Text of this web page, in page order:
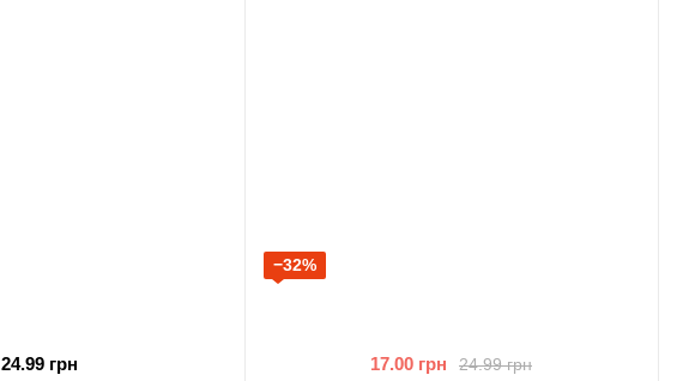
24.99 грн
−32%
24.99 грн
17.00 грн